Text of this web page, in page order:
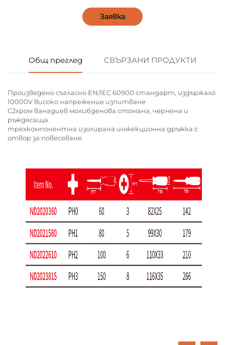
Заявка
Общ преглед СВЪРЗАНИ ПРОДУКТИ
Произведено съгласно EN/IEC 60900 стандарт, издържало
10000V високо напрежение изпитване
С2хром ванадиев молибденова стомана, чернена и
ръждясаща
трехкомпонентна изолирана инжекционна дръжка с
отвор за повесяване